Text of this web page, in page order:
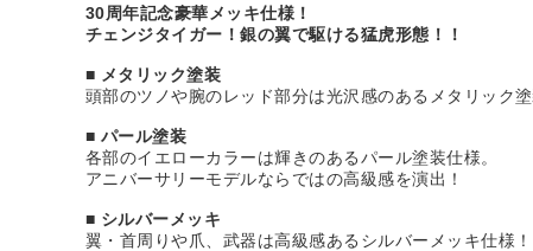
30周年記念豪華メッキ仕様！
チェンジタイガー！銀の翼で駆ける猛虎形態！！
■ メタリック塗装
頭部のツノや腕のレッド部分は光沢感のあるメタリック塗
■ パール塗装
各部のイエローカラーは輝きのあるパール塗装仕様。
アニバーサリーモデルならではの高級感を演出！
■ シルバーメッキ
翼・首周りや爪、武器は高級感あるシルバーメッキ仕様！